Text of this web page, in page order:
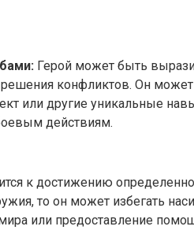
Герой может быть
решения конфликтов. Он может
или другие уникальные
действиям.
к достижению
то он может избегать
или предоставление